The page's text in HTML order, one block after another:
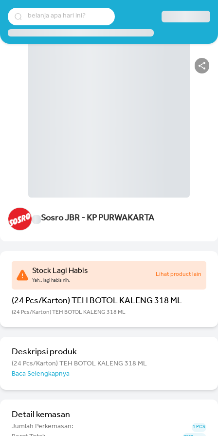
belanja apa hari ini?
Sosro JBR - KP PURWAKARTA
Stock Lagi Habis
Yah.. lagi habis nih.
Lihat product lain
(24 Pcs/Karton) TEH BOTOL KALENG 318 ML
(24 Pcs/Karton) TEH BOTOL KALENG 318 ML
Deskripsi produk
(24 Pcs/Karton) TEH BOTOL KALENG 318 ML
Baca Selengkapnya
Detail kemasan
Jumlah Perkemasan: 1 PCS